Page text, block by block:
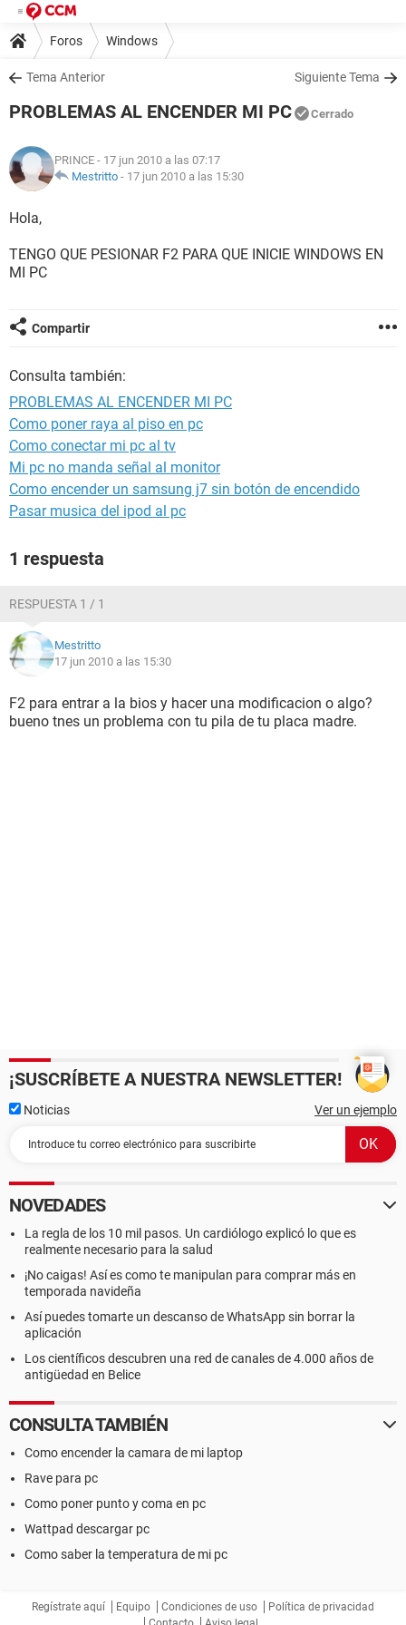
Foros Windows
Tema Anterior Siguiente Tema
PROBLEMAS AL ENCENDER MI PC Cerrado
PRINCE - 17 jun 2010 a las 07:17
Mestritto - 17 jun 2010 a las 15:30
Hola,
TENGO QUE PESIONAR F2 PARA QUE INICIE WINDOWS EN
MI PC
Compartir
Consulta también:
PROBLEMAS AL ENCENDER MI PC
Como poner raya al piso en pc
Como conectar mi pc al tv
Mi pc no manda señal al monitor
Como encender un samsung j7 sin botón de encendido
Pasar musica del ipod al pc
1 respuesta
RESPUESTA 1 / 1
Mestritto
17 jun 2010 a las 15:30
F2 para entrar a la bios y hacer una modificacion o algo?
bueno tnes un problema con tu pila de tu placa madre.
¡SUSCRÍBETE A NUESTRA NEWSLETTER!
Noticias Ver un ejemplo
NOVEDADES
La regla de los 10 mil pasos. Un cardiólogo explicó lo que es
realmente necesario para la salud
¡No caigas! Así es como te manipulan para comprar más en
temporada navideña
Así puedes tomarte un descanso de WhatsApp sin borrar la
aplicación
Los científicos descubren una red de canales de 4.000 años de
antigüedad en Belice
CONSULTA TAMBIÉN
Como encender la camara de mi laptop
Rave para pc
Como poner punto y coma en pc
Wattpad descargar pc
Como saber la temperatura de mi pc
Regístrate aquí Equipo Condiciones de uso
Política de privacidad